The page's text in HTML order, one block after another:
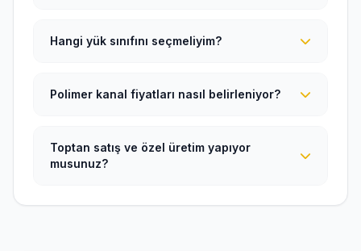
Hangi yük sınıfını seçmeliyim?
Polimer kanal fiyatları nasıl belirleniyor?
Toptan satış ve özel üretim yapıyor
musunuz?